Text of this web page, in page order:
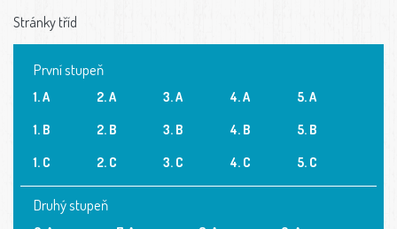
Stránky tříd
První stupeň
1. A
1. B
1. C
2. A
2. B
2. C
3. A
3. B
3. C
4. A
4. B
4. C
5. A
5. B
5. C
Druhý stupeň